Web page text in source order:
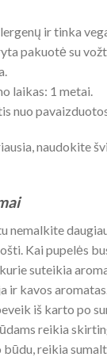
ir tinka
pakuotė su
laikas: 1 metai.
nuo
naudokite
nemalkite
Kai pupelės
suteikia
ir kavos
iš karto po
reikia
reikia